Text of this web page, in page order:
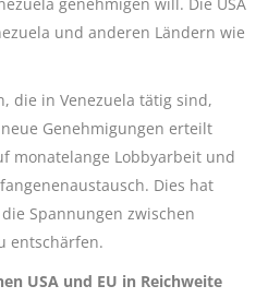
und anderen Ländern wie
die in Venezuela tätig sind,
Genehmigungen erteilt
monatelange Lobbyarbeit und
Dies hat
Spannungen zwischen
entschärfen.
USA und EU in Reichweite